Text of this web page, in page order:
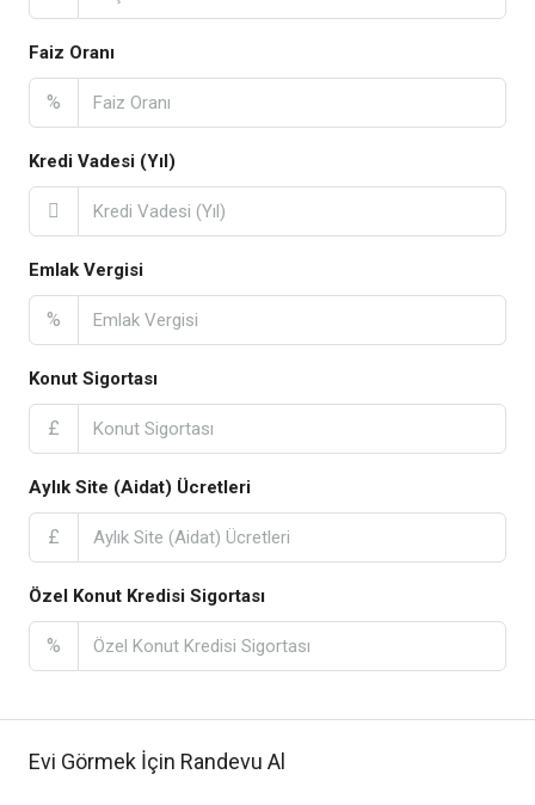
Faiz Oranı
%
Kredi Vadesi (Yıl)
Emlak Vergisi
%
Konut Sigortası
£
Aylık Site (Aidat) Ücretleri
£
Özel Konut Kredisi Sigortası
%
Evi Görmek İçin Randevu Al